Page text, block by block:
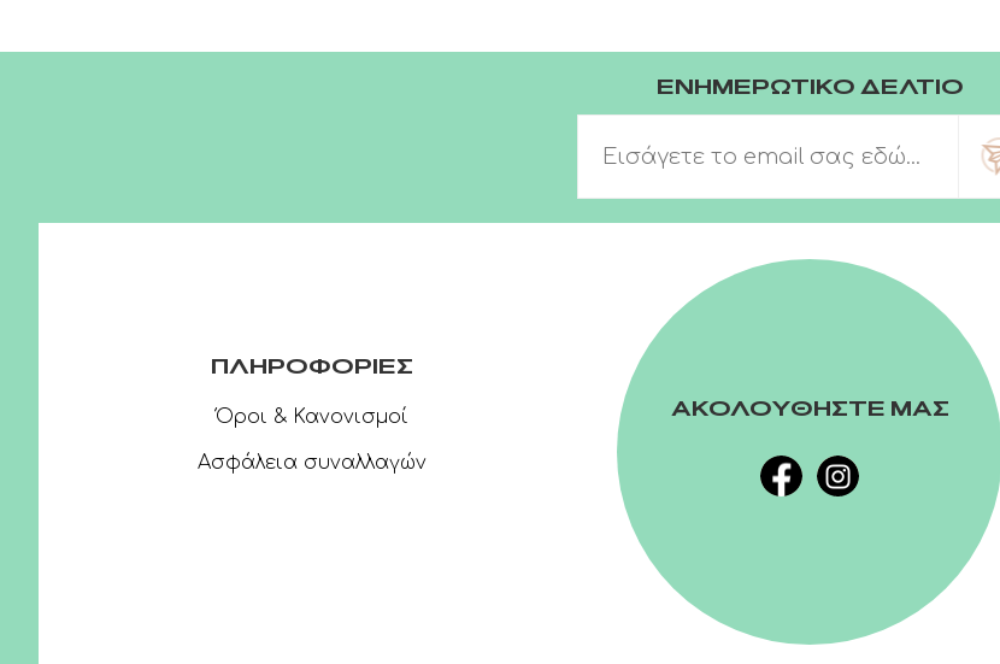
ΕΝΗΜΕΡΩΤΙΚΟ ΔΕΛΤΙΟ
ΑΚΟΛΟΥΘΗΣΤΕ ΜΑΣ
ΠΛΗΡΟΦΟΡΙΕΣ
Όροι & Κανονισμοί
Ασφάλεια συναλλαγών